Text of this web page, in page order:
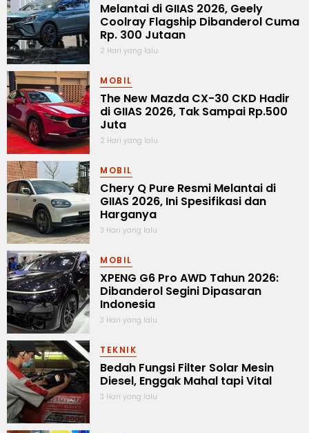
Melantai di GIIAS 2026, Geely
Coolray Flagship Dibanderol Cuma
Rp. 300 Jutaan
2 Hari yang lalu
MOBIL
The New Mazda CX-30 CKD Hadir
di GIIAS 2026, Tak Sampai Rp.500
Juta
2 Hari yang lalu
MOBIL
Chery Q Pure Resmi Melantai di
GIIAS 2026, Ini Spesifikasi dan
Harganya
3 Hari yang lalu
MOBIL
XPENG G6 Pro AWD Tahun 2026:
Dibanderol Segini Dipasaran
Indonesia
3 Hari yang lalu
TEKNIK
Bedah Fungsi Filter Solar Mesin
Diesel, Enggak Mahal tapi Vital
3 Hari yang lalu